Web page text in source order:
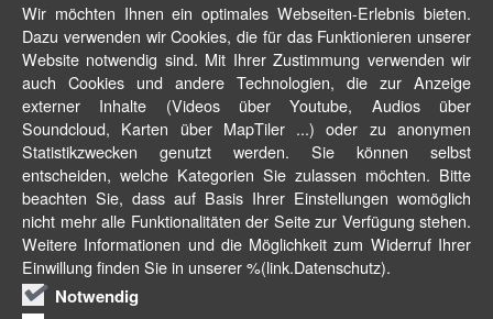
Wir möchten Ihnen ein optimales Webseiten-Erlebnis bieten.
Dazu verwenden wir Cookies, die für das Funktionieren unserer
Website notwendig sind. Mit Ihrer Zustimmung verwenden wir
auch Cookies und andere Technologien, die zur Anzeige
externer Inhalte (Videos über Youtube, Audios über
Soundcloud, Karten über MapTiler ...) oder zu anonymen
Statistikzwecken genutzt werden. Sie können selbst
entscheiden, welche Kategorien Sie zulassen möchten. Bitte
beachten Sie, dass auf Basis Ihrer Einstellungen womöglich
nicht mehr alle Funktionalitäten der Seite zur Verfügung stehen.
Weitere Informationen und die Möglichkeit zum Widerruf Ihrer
Einwillung finden Sie in unserer %(link.Datenschutz).
Notwendig